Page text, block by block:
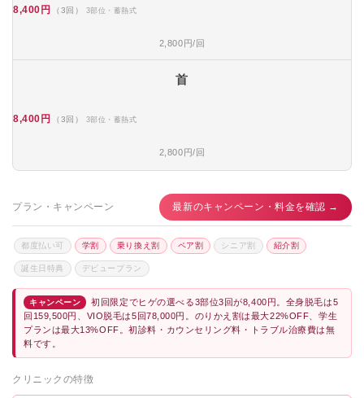
8,400円 （3回） 3部位・蓄熱式
2,800円/回
首
8,400円 （3回） 3部位・蓄熱式
2,800円/回
プラン・キャンペーン 最新のキャンペーン・料金を確認 →
都度払い可 学割 乗り換え割 ペア割 シニア割 紹介割
誕生日特典 デビュープラン
キャンペーン
初回限定でヒゲの選べる3部位3回が8,400円。全身脱毛は5
回159,500円、VIO脱毛は5回78,000円。のりかえ割は最大22%OFF、学生
プランは最大13%OFF。初診料・カウンセリング料・トラブル治療費は無
料です。
クリニックの特徴